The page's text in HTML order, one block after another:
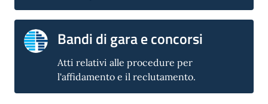
Bandi di gara e concorsi
Atti relativi alle procedure per
l'affidamento e il reclutamento.